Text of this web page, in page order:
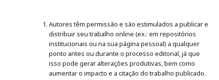
Autores têm permissão e são estimulados a publicar e
distribuir seu trabalho online (ex.: em repositórios
institucionais ou na sua página pessoal) a qualquer
ponto antes ou durante o processo editorial, já que
isso pode gerar alterações produtivas, bem como
aumentar o impacto e a citação do trabalho publicado.